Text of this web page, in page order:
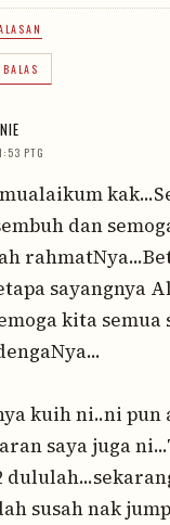
BALAS
PTG
dan
sayangnya
kita semua
kuih ni..ni pun
saya juga
susah nak